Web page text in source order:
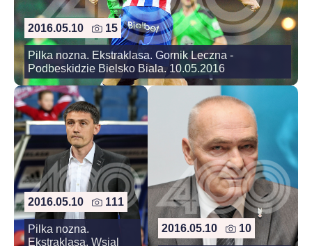
2016.05.10 15
Pilka nozna. Ekstraklasa. Gornik Leczna -
Podbeskidzie Bielsko Biala. 10.05.2016
2016.05.10 111
Pilka nozna.
Ekstraklasa. Wsial
2016.05.10 10